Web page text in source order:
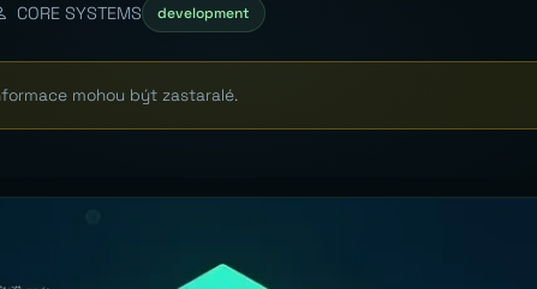
CORE SYSTEMS development
mohou být zastaralé.